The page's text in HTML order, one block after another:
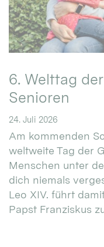
6. Welttag
Senioren
24. Juli 2026
Am kommenden
weltweite Tag der
Menschen unter
dich niemals
Leo XIV. führt
Papst Franziskus